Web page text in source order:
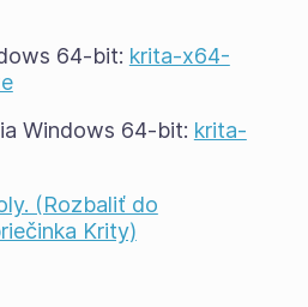
64-bit: krita-x64-
Windows 64-bit: krita-
(Rozbaliť do
Krity)